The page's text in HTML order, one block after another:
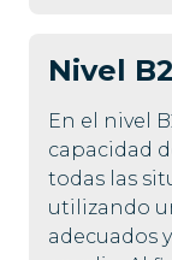
Nivel B2
En el nivel
capacidad
todas las
utilizando
adecuados